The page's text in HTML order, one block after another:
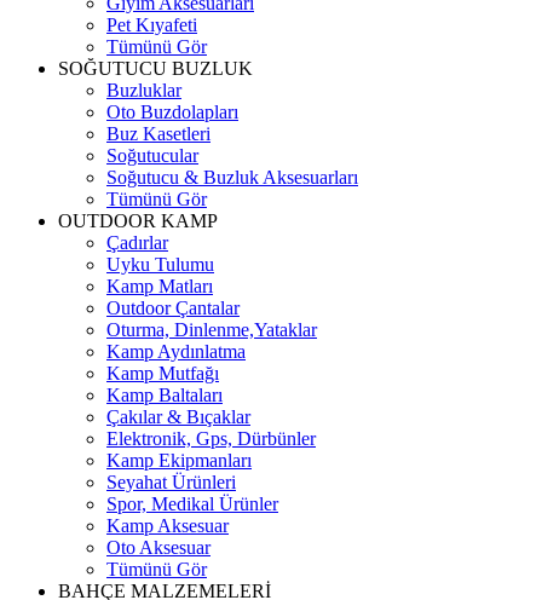
Pet Kıyafeti
Tümünü Gör
SOĞUTUCU BUZLUK
Buzluklar
Oto Buzdolapları
Buz Kasetleri
Soğutucular
Soğutucu & Buzluk Aksesuarları
Tümünü Gör
OUTDOOR KAMP
Çadırlar
Uyku Tulumu
Kamp Matları
Outdoor Çantalar
Oturma, Dinlenme,Yataklar
Kamp Aydınlatma
Kamp Mutfağı
Kamp Baltaları
Çakılar & Bıçaklar
Elektronik, Gps, Dürbünler
Kamp Ekipmanları
Seyahat Ürünleri
Spor, Medikal Ürünler
Kamp Aksesuar
Oto Aksesuar
Tümünü Gör
BAHÇE MALZEMELERİ